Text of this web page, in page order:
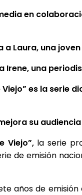
en
a Laura, una
Irene, una
es la serie
su
Viejo”,la serie
de emisión
años de